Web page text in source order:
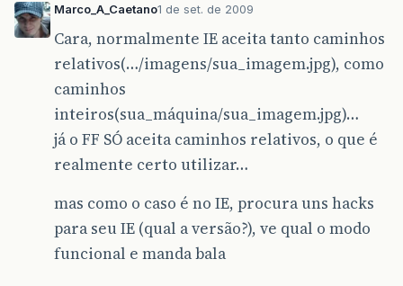
Marco_A_Caetano1 de set. de 2009
Cara, normalmente IE aceita tanto caminhos
relativos(…/imagens/sua_imagem.jpg), como
caminhos
inteiros(sua_máquina/sua_imagem.jpg)…
já o FF SÓ aceita caminhos relativos, o que é
realmente certo utilizar…
mas como o caso é no IE, procura uns hacks
para seu IE (qual a versão?), ve qual o modo
funcional e manda bala